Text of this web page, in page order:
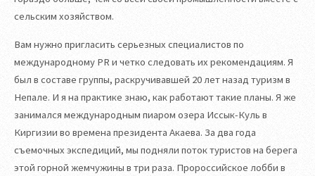
сельским хозяйством.
Вам нужно пригласить серьезных специалистов по
международному PR и четко следовать их рекомендациям. Я
был в составе группы, раскручивавшей 20 лет назад туризм в
Непале. И я на практике знаю, как работают такие планы. Я же
занимался международным пиаром озера Иссык-Куль в
Киргизии во времена президента Акаева. За два года
съемочных экспедиций, мы подняли поток туристов на берега
этой горной жемчужины в три раза. Пророссийское лобби в